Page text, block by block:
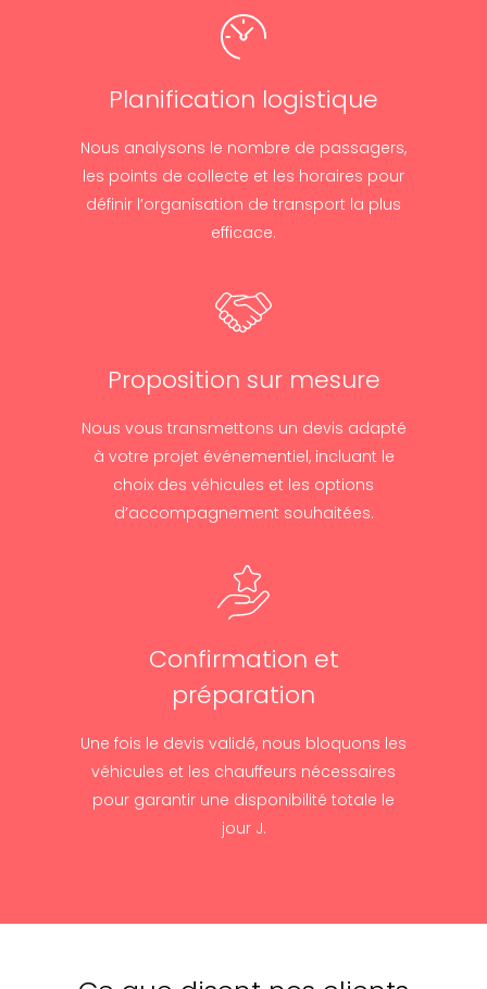
Planification logistique
Nous analysons le nombre de passagers,
les points de collecte et les horaires pour
définir l’organisation de transport la plus
efficace.
Proposition sur mesure
Nous vous transmettons un devis adapté
à votre projet événementiel, incluant le
choix des véhicules et les options
d’accompagnement souhaitées.
Confirmation et
préparation
Une fois le devis validé, nous bloquons les
véhicules et les chauffeurs nécessaires
pour garantir une disponibilité totale le
jour J.